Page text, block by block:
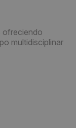
ofreciendo
multidisciplinar